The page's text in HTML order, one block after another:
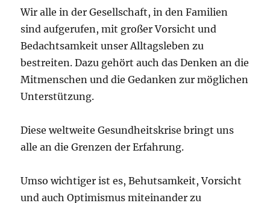
Wir alle in der Gesellschaft, in den Familien
sind aufgerufen, mit großer Vorsicht und
Bedachtsamkeit unser Alltagsleben zu
bestreiten. Dazu gehört auch das Denken an die
Mitmenschen und die Gedanken zur möglichen
Unterstützung.
Diese weltweite Gesundheitskrise bringt uns
alle an die Grenzen der Erfahrung.
Umso wichtiger ist es, Behutsamkeit, Vorsicht
und auch Optimismus miteinander zu